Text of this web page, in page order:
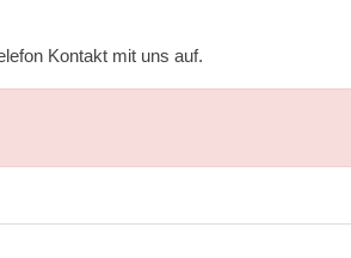
Kontakt mit uns auf.